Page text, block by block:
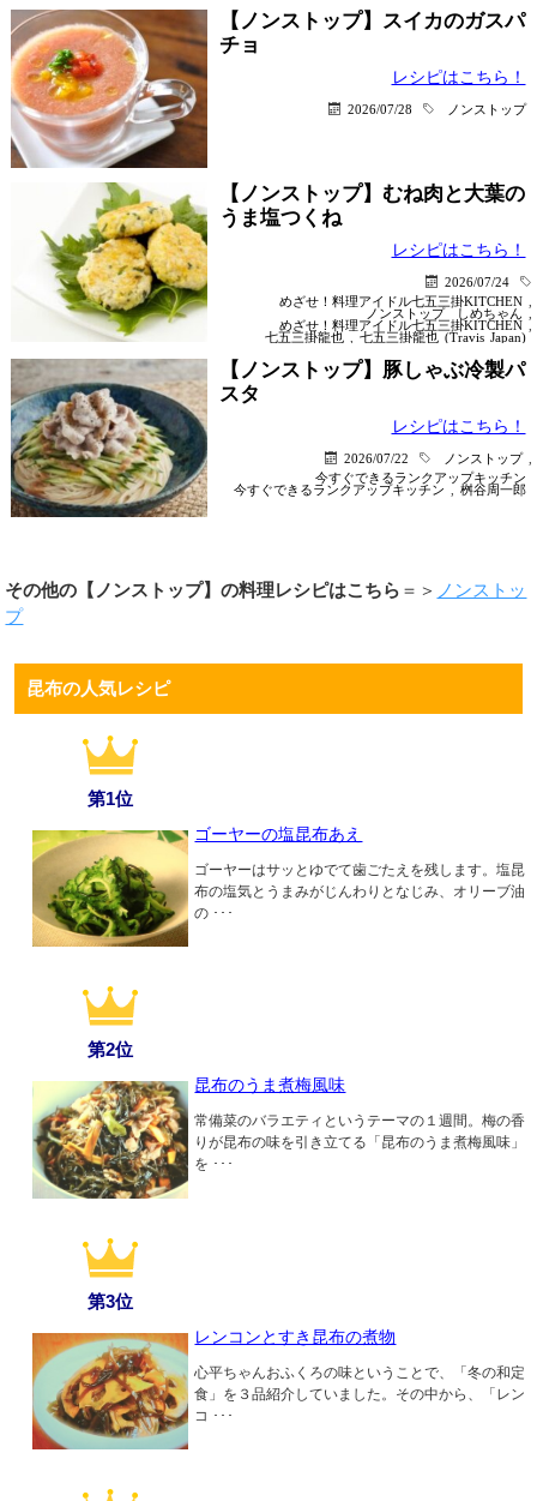
【ノンストップ】スイカのガスパ
チョ
レシピはこちら！
2026/07/28 ノンストップ
【ノンストップ】むね肉と大葉の
うま塩つくね
レシピはこちら！
2026/07/24
めざせ！料理アイドル七五三掛KITCHEN
ノンストップ
しめちゃん
,
めざせ！料理アイドル七五三掛KITCHEN ,
七五三掛龍也
七五三掛龍也 (Travis Japan)
【ノンストップ】豚しゃぶ冷製パ
スタ
レシピはこちら！
2026/07/22 ノンストップ
今すぐできるランクアップキッチン
今すぐできるランクアップキッチン
桝谷周一郎
その他の【ノンストップ】の料理レシピはこちら ＝＞ ノンストッ
プ
昆布の人気レシピ
第1位
ゴーヤーの塩昆布あえ
ゴーヤーはサッとゆでて歯ごたえを残します。塩昆
布の塩気とうまみがじんわりとなじみ、オリーブ油
の ･･･
第2位
昆布のうま煮梅風味
常備菜のバラエティというテーマの１週間。梅の香
りが昆布の味を引き立てる「昆布のうま煮梅風味」
を ･･･
第3位
レンコンとすき昆布の煮物
心平ちゃんおふくろの味ということで、「冬の和定
食」を３品紹介していました。その中から、「レン
コ ･･･